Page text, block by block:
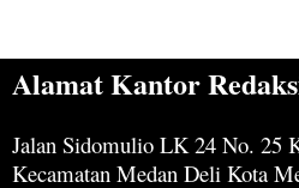
Alamat Kantor
Jalan Sidomulio LK 24 No. 25
Kecamatan Medan Deli Kota